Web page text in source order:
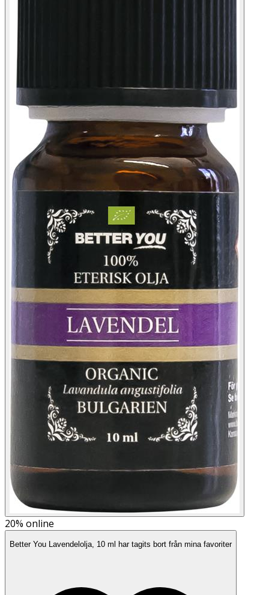
20% online
Better You Lavendelolja, 10 ml har tagits bort från mina favoriter